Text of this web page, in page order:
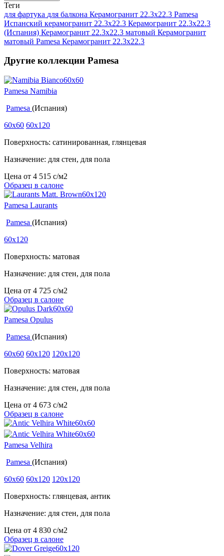
Теги
для фартука для балкона Керамогранит 22.3x22.3 Pamesa
Испанский керамогранит 22.3x22.3 Керамогранит 22.3x22.3
(Испания) Керамогранит 22.3x22.3 матовый Керамогранит
матовый Pamesa Керамогранит 22.3x22.3
Другие коллекции Pamesa
Pamesa Namibia
Pamesa (Испания)
60x60 60x120
Поверхность: сатинированная, глянцевая
Назначение: для стен, для пола
Цена от 4 515 c/м2
Образец в салоне
Pamesa Laurants
Pamesa (Испания)
60x120
Поверхность: матовая
Назначение: для стен, для пола
Цена от 4 725 c/м2
Образец в салоне
Pamesa Opulus
Pamesa (Испания)
60x60 60x120 120x120
Поверхность: матовая
Назначение: для стен, для пола
Цена от 4 673 c/м2
Образец в салоне
Pamesa Velhira
Pamesa (Испания)
60x60 60x120 120x120
Поверхность: глянцевая, антик
Назначение: для стен, для пола
Цена от 4 830 c/м2
Образец в салоне